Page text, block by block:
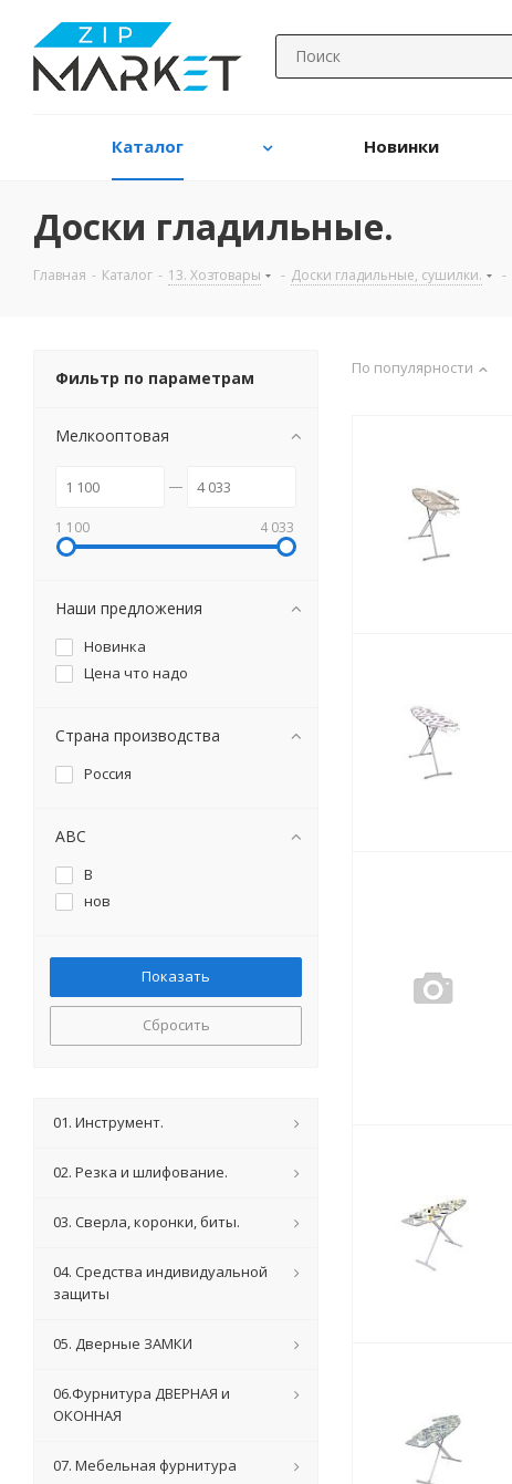
Каталог Новинки
Доски гладильные.
Главная - Каталог - 13. Хозтовары - Доски гладильные, сушилки. -
По популярности
Фильтр по параметрам
Мелкооптовая
1 100 4 033
Наши предложения
Новинка
Цена что надо
Страна производства
Россия
ABC
B
нов
Сбросить
01. Инструмент.
02. Резка и шлифование.
03. Сверла, коронки, биты.
04. Средства индивидуальной
защиты
05. Дверные ЗАМКИ
06.Фурнитура ДВЕРНАЯ и
ОКОННАЯ
07. Мебельная фурнитура